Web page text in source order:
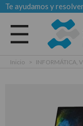
Te ayudamos y
Todas las categorias
Inicio > INFORMÁTICA,